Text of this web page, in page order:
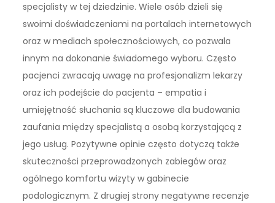
specjalisty w tej dziedzinie. Wiele osób dzieli się
swoimi doświadczeniami na portalach internetowych
oraz w mediach społecznościowych, co pozwala
innym na dokonanie świadomego wyboru. Często
pacjenci zwracają uwagę na profesjonalizm lekarzy
oraz ich podejście do pacjenta – empatia i
umiejętność słuchania są kluczowe dla budowania
zaufania między specjalistą a osobą korzystającą z
jego usług. Pozytywne opinie często dotyczą także
skuteczności przeprowadzonych zabiegów oraz
ogólnego komfortu wizyty w gabinecie
podologicznym. Z drugiej strony negatywne recenzje